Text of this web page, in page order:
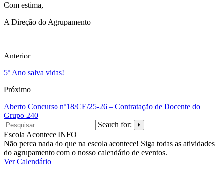
Com estima,
A Direção do Agrupamento
Anterior
5º Ano salva vidas!
Próximo
Aberto Concurso nº18/CE/25-26 – Contratação de Docente do
Grupo 240
Search for:
Escola Acontece INFO
Não perca nada do que na escola acontece! Siga todas as atividades
do agrupamento com o nosso calendário de eventos.
Ver Calendário